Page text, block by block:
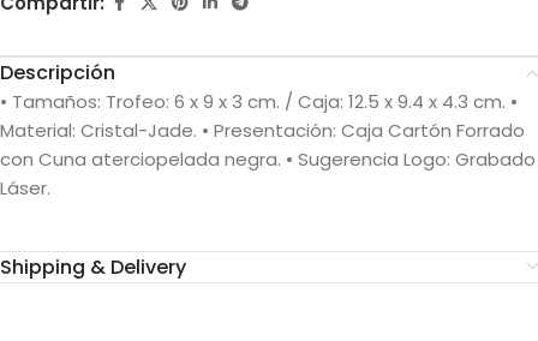
Descripción
• Tamaños: Trofeo: 6 x 9 x 3 cm. / Caja: 12.5 x 9.4 x 4.3 cm. •
Material: Cristal-Jade. • Presentación: Caja Cartón Forrado
con Cuna aterciopelada negra. • Sugerencia Logo: Grabado
Láser.
Shipping & Delivery